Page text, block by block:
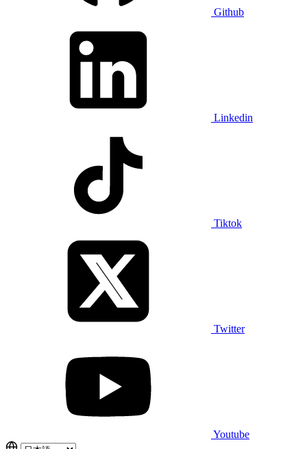
Github
Linkedin
Tiktok
Twitter
Youtube